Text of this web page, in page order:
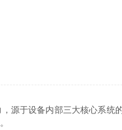
于设备内部三大核心系统